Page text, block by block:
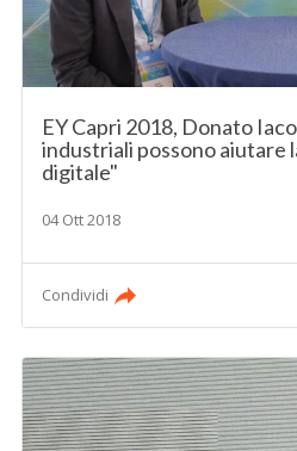
EY Capri 2018, Donato
industriali possono aiutare
digitale"
04 Ott 2018
Condividi